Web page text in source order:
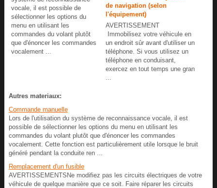
vocale, il est possible de
sélectionner les options du
menu en utilisant les
commandes du volant plutôt
que d'énoncer les commandes
vocalement ...
de navigation (selon
l'équipement)
AVERTISSEMENT
Immobilisez votre véhicule en
un endroit sûr avant d'utiliser un
téléphone. Si vous utilisez un
téléphone en conduisant,
exercez en tout temps une gran
Autres materiaux:
Commande manuelle
Lors de l'utilisation du système de reconnaissance vocale, il est
possible de sélectionner les options du menu en utilisant les
commandes du volant plutôt que d'énoncer les commandes
vocalement. Cette fonction est particulièrement utile lorsque le bruit
généré pendant la conduite ren ...
Remplacement d'un fusible
AVERTISSEMENTSNe modifiez pas les circuits électriques de votre
véhicule de quelque manière que ce soit. Faire réparer les circuits